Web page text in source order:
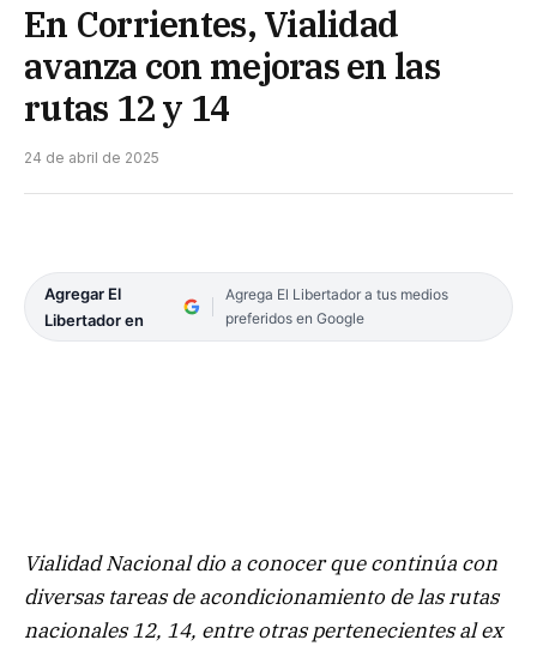
En Corrientes, Vialidad
avanza con mejoras en las
rutas 12 y 14
24 de abril de 2025
Agregar El
Libertador en
Agrega El Libertador a tus medios
preferidos en Google
Vialidad Nacional dio a conocer que continúa con
diversas tareas de acondicionamiento de las rutas
nacionales 12, 14, entre otras pertenecientes al ex